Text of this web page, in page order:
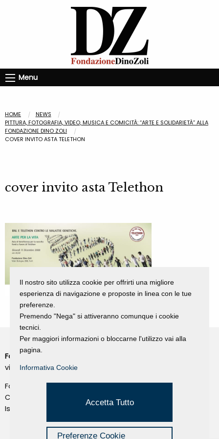
Menu
HOME
NEWS
PITTURA, FOTOGRAFIA, VIDEO, MUSICA E COMICITÀ: “ARTE E SOLIDARIETÀ” ALLA
FONDAZIONE DINO ZOLI
COVER INVITO ASTA TELETHON
cover invito asta Telethon
Fondazione Dino Zoli
viale Bologna 288, Forlì
Fondo dot. euro 285.000 i.v.
CF e P.IVA 03692820404
Isc.Reg Per.Giu. n. 10404
Il nostro sito utilizza cookie per offrirti una migliore
esperienza di navigazione e proposte in linea con le tue
preferenze.
Premendo "Nega" si attiveranno comunque i cookie
tecnici.
Per maggiori informazioni o bloccarne l'utilizzo vai alla
pagina.
Informativa Cookie
Accetta Tutto
Preferenze Cookie